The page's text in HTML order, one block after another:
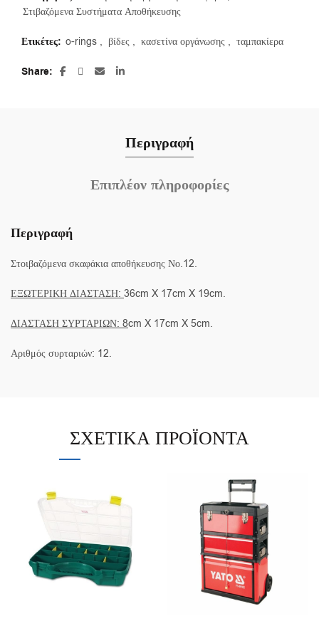
Στιβαζόμενα Συστήματα Αποθήκευσης
Ετικέτες: o-rings , βίδες , κασετίνα οργάνωσης , ταμπακίερα
Share
Περιγραφή
Επιπλέον πληροφορίες
Περιγραφή
Στοιβαζόμενα σκαφάκια αποθήκευσης Νο.12.
ΕΞΩΤΕΡΙΚΗ ΔΙΑΣΤΑΣΗ: 36cm X 17cm X 19cm.
ΔΙΑΣΤΑΣΗ ΣΥΡΤΑΡΙΩΝ: 8cm X 17cm X 5cm.
Αριθμός συρταριών: 12.
ΣΧΕΤΙΚΆ ΠΡΟΪΌΝΤΑ